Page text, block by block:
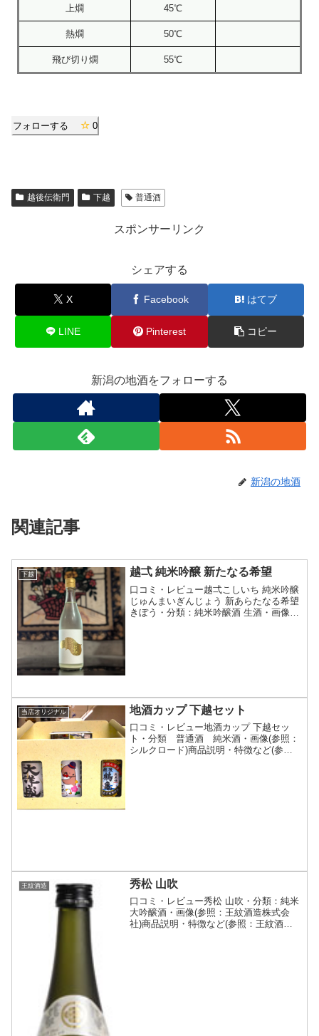
上燗 45℃
熱燗 50℃
飛び切り燗 55℃
フォローする 0
越後伝衛門 下越 普通酒
スポンサーリンク
シェアする
X Facebook はてブ
LINE Pinterest コピー
新潟の地酒をフォローする
新潟の地酒
関連記事
下越 越弌 純米吟醸 新たなる希望
口コミ・レビュー越弌こしいち 純米吟醸
じゅんまいぎんじょう 新あらたなる希望
きぼう・分類：純米吟醸酒 生酒・画像
当店オリジナル 地酒カップ 下越セット
口コミ・レビュー地酒カップ 下越セッ
ト・分類 普通酒 純米酒・画像(参照：
シルクロード)商品説明・特徴など(参
王紋酒造 秀松 山吹
口コミ・レビュー秀松 山吹・分類：純米
大吟醸酒・画像(参照：王紋酒造株式会
社)商品説明・特徴など(参照：王紋酒造